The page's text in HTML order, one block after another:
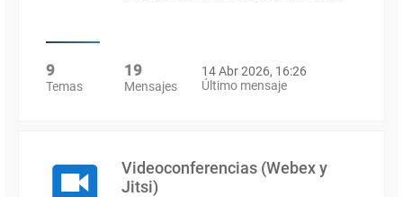
9
Temas
19
Mensajes
14 Abr 2026, 16:26
Último mensaje
Videoconferencias (Webex y
Jitsi)